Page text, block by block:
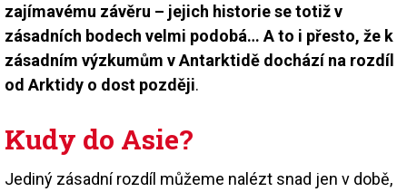
zajímavému závěru – jejich historie se totiž v
zásadních bodech velmi podobá… A to i přesto, že k
zásadním výzkumům v Antarktidě dochází na rozdíl
od Arktidy o dost později.
Kudy do Asie?
Jediný zásadní rozdíl můžeme nalézt snad jen v době,